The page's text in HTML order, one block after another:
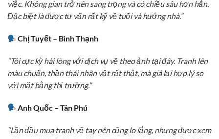
việc. Không gian trở nên sang trọng và có chiều sâu hơn hẳn.
Đặc biệt là được tư vấn rất kỹ về tuổi và hướng nhà.”
Chị Tuyết – Bình Thạnh
“Tôi cực kỳ hài lòng với dịch vụ vẽ theo ảnh tại đây. Tranh lên
màu chuẩn, thần thái nhân vật rất thật, mà giá lại hợp lý so
với mặt bằng thị trường.”
Anh Quốc – Tân Phú
“Lần đầu mua tranh vẽ tay nên cũng lo lắng, nhưng được xem